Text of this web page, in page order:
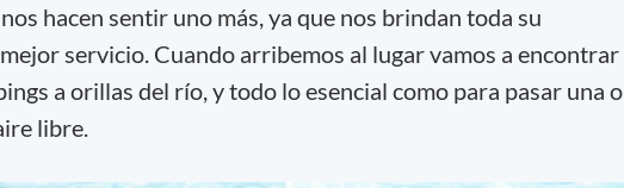
hacen sentir uno más, ya que nos brindan toda su
servicio. Cuando arribemos al lugar vamos a encontrar
a orillas del río, y todo lo esencial como para pasar una o
libre.